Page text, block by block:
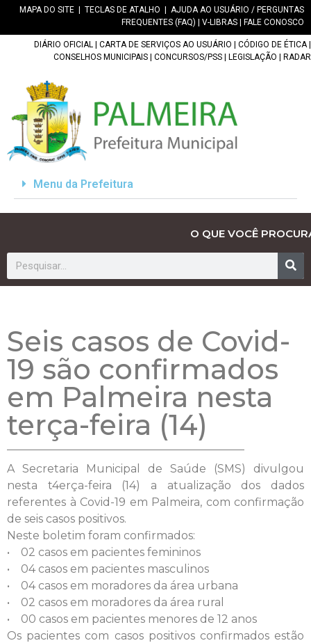
MAPA DO SITE TECLAS DE ATALHO
AJUDA AO USUÁRIO / PERGUNTAS
FREQUENTES (FAQ)
V-LIBRAS FALE CONOSCO
DIÁRIO OFICIAL CARTA DE SERVIÇOS AO USUÁRIO CÓDIGO DE ÉTICA|
CONSELHOS MUNICIPAIS
CONCURSOS/PSS LEGISLAÇÃO RADAR
Menu da Prefeitura
O QUE VOCÊ
Seis casos de Covid-
19 são confirmados
em Palmeira nesta
terça-feira (14)
A Secretaria Municipal de Saúde (SMS) divulgou
nesta t4erça-feira (14) a atualização dos dados
referentes à Covid-19 em Palmeira, com confirmação
de seis casos positivos.
Neste boletim foram confirmados:
• 02 casos em pacientes femininos
• 04 casos em pacientes masculinos
• 04 casos em moradores da área urbana
• 02 casos em moradores da área rural
• 00 casos em pacientes menores de 12 anos
Os pacientes com casos positivos confirmados estão